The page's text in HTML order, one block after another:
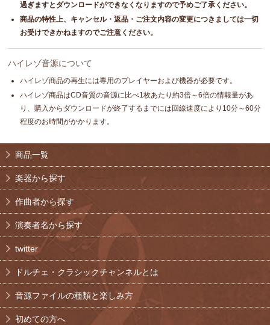
過ぎますとダウンロードができなくなりますので予めご了承ください。
商品の特性上、キャンセル・返品・ご注文内容の変更につきましては一切
お受けできかねますのでご注意ください。
ハイレゾ音源について
ハイレゾ商品の再生には専用のプレイヤーおよび機器が必要です。
ハイレゾ商品はCD音質の音源に比べ1枚あたり約3倍～6倍の情報量があ
り、購入からダウンロードが終了するまでには回線速度により10分～60分
程度のお時間がかかります。
商品一覧
楽器から探す
作曲者から探す
演奏者名から探す
twitter
ドルチェ・クラシックチャンネルとは
音源ファイルの種類と楽しみ方
初めての方へ